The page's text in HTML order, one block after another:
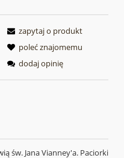
zapytaj o produkt
poleć znajomemu
dodaj opinię
św. Jana Vianney'a. Paciorki